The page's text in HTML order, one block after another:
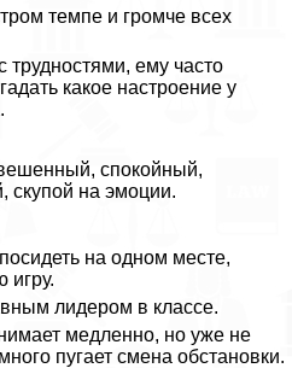
темпе и громче всех
трудностями, ему часто
какое настроение у
спокойный,
скупой на эмоции.
на одном месте,
игру.
лидером в классе.
медленно, но уже не
пугает смена обстановки.